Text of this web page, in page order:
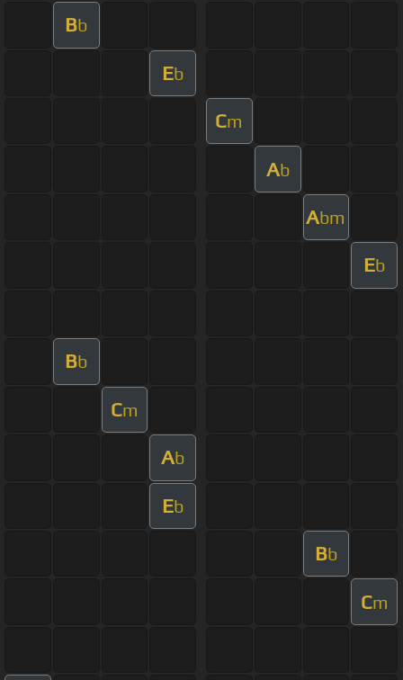
Bb
Eb
Cm
Ab
Abm
Eb
Bb
Cm
Ab
Eb
Bb
Cm